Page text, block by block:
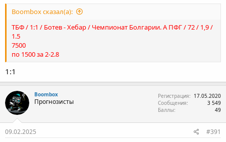
Boombox сказал(а):
ТБФ / 1:1 / Ботев - Хебар / Чемпионат Болгарии. А ПФГ / 72 / 1,9 /
1.5
7500
по 1500 за 2-2.8
1:1
Boombox
Прогнозисты
Регистрация
17.05.2020
Сообщения
3 549
Баллы
49
09.02.2025 #391